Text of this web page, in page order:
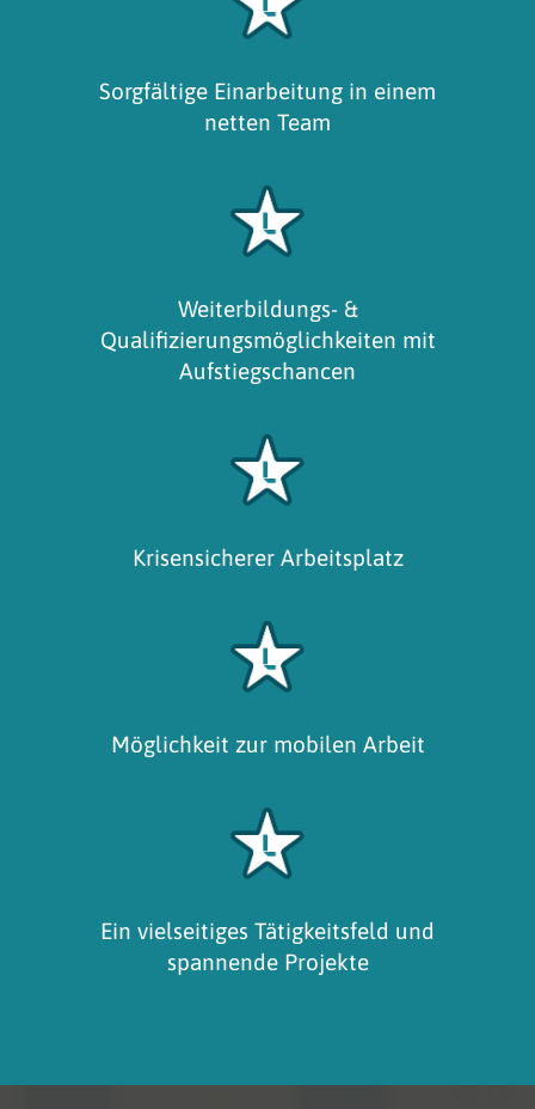
Sorgfältige Einarbeitung in einem
netten Team
Weiterbildungs- &
Qualifizierungsmöglichkeiten mit
Aufstiegschancen
Krisensicherer Arbeitsplatz
Möglichkeit zur mobilen Arbeit
Ein vielseitiges Tätigkeitsfeld und
spannende Projekte